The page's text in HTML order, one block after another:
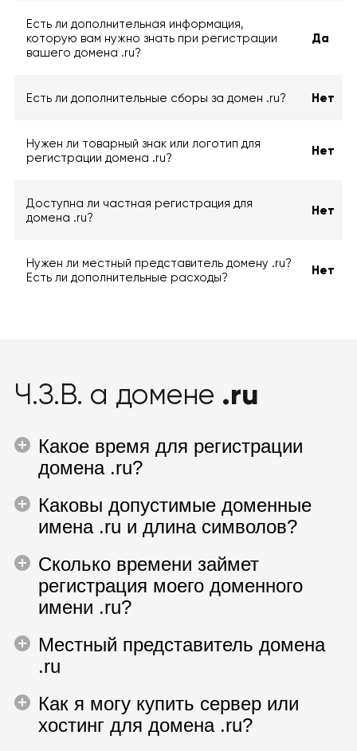
Есть ли дополнительная информация,
которую вам нужно знать при регистрации
вашего домена .ru?
Да
Есть ли дополнительные сборы за домен .ru? Нет
Нужен ли товарный знак или логотип для
регистрации домена .ru?
Нет
Доступна ли частная регистрация для
домена .ru?
Нет
Нужен ли местный представитель домену .ru?
Есть ли дополнительные расходы?
Нет
Ч.З.В. а домене .ru
Какое время для регистрации
домена .ru?
Каковы допустимые доменные
имена .ru и длина символов?
Сколько времени займет
регистрация моего доменного
имени .ru?
Местный представитель домена
.ru
Как я могу купить сервер или
хостинг для домена .ru?